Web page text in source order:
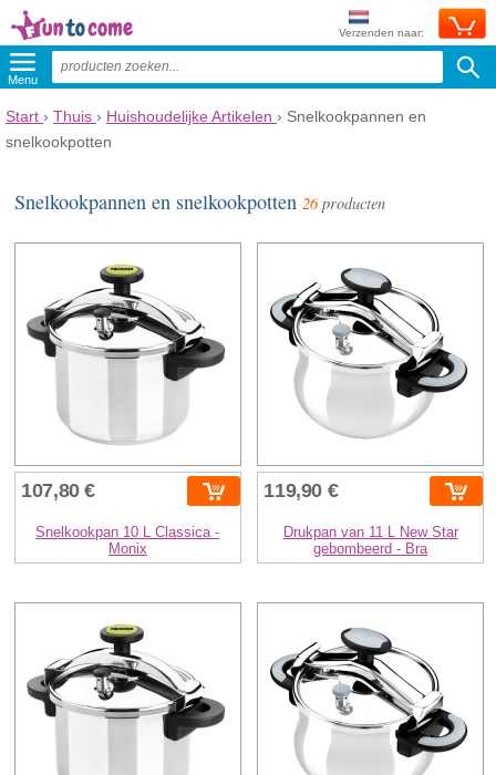
Verzenden naar:
Menu
Start › Thuis › Huishoudelijke Artikelen › Snelkookpannen en
snelkookpotten
Snelkookpannen en snelkookpotten26producten
107,80 €
Snelkookpan 10 L Classica -
Monix
119,90 €
Drukpan van 11 L New Star
gebombeerd - Bra